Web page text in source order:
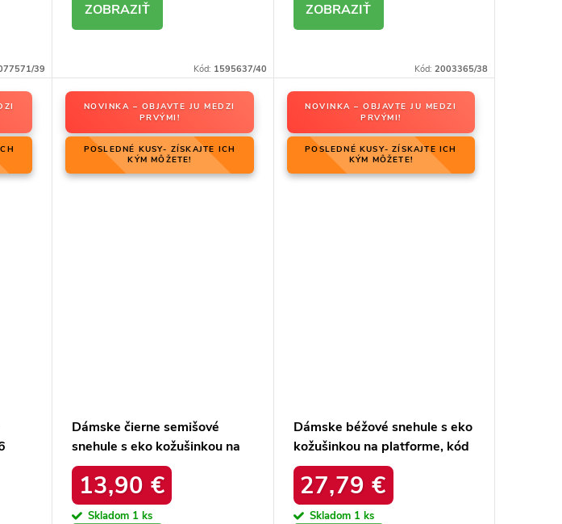
39 Kód: 1595637/40 Kód: 2003365/38
NOVINKA – OBJAVTE JU MEDZI
PRVÝMI!
POSLEDNÉ KUSY- ZÍSKAJTE ICH
KÝM MÔŽETE!
Dámske čierne semišové
snehule s eko kožušinkou na
zimu, kód produktu 20213-
4A BLACK
13,90 €
Skladom 1 ks
NOVINKA – OBJAVTE JU MEDZI
PRVÝMI!
POSLEDNÉ KUSY- ZÍSKAJTE ICH
KÝM MÔŽETE!
Dámske béžové snehule s eko
kožušinkou na platforme, kód
produktu MM274380 BEŻ
27,79 €
Skladom 1 ks